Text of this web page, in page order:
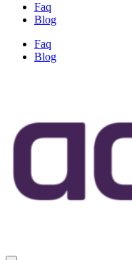
Faq
Blog
Faq
Blog